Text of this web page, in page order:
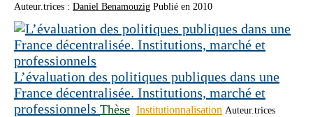
Auteur.trices : Daniel Benamouzig Publié en 2010
L’évaluation des politiques publiques dans une
France décentralisée. Institutions, marché et
professionnels Thèse Institutionnalisation Auteur.trices